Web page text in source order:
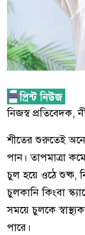
নিজস্ব প্রতিবেদক,
শীতের শুরুতেই
পান। তাপমাত্রা
চুল হয়ে ওঠে শুষ্ক,
চুলকানি কিংবা
সময়ে চুলকে
পারে।